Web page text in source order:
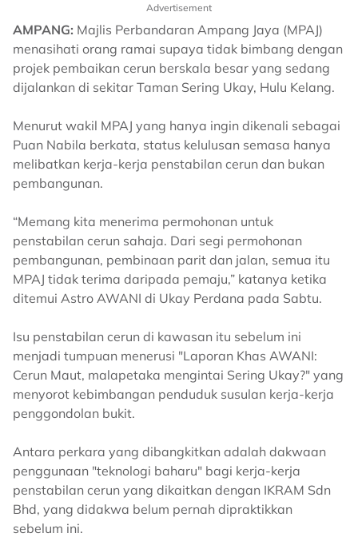
Advertisement
AMPANG: Majlis Perbandaran Ampang Jaya (MPAJ)
menasihati orang ramai supaya tidak bimbang dengan
projek pembaikan cerun berskala besar yang sedang
dijalankan di sekitar Taman Sering Ukay, Hulu Kelang.
Menurut wakil MPAJ yang hanya ingin dikenali sebagai
Puan Nabila berkata, status kelulusan semasa hanya
melibatkan kerja-kerja penstabilan cerun dan bukan
pembangunan.
“Memang kita menerima permohonan untuk
penstabilan cerun sahaja. Dari segi permohonan
pembangunan, pembinaan parit dan jalan, semua itu
MPAJ tidak terima daripada pemaju,” katanya ketika
ditemui Astro AWANI di Ukay Perdana pada Sabtu.
Isu penstabilan cerun di kawasan itu sebelum ini
menjadi tumpuan menerusi "Laporan Khas AWANI:
Cerun Maut, malapetaka mengintai Sering Ukay?" yang
menyorot kebimbangan penduduk susulan kerja-kerja
penggondolan bukit.
Antara perkara yang dibangkitkan adalah dakwaan
penggunaan "teknologi baharu" bagi kerja-kerja
penstabilan cerun yang dikaitkan dengan IKRAM Sdn
Bhd, yang didakwa belum pernah dipraktikkan
sebelum ini.